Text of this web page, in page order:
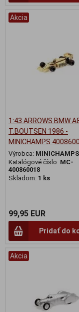
Akcia
1:43 ARROWS BMW
T.BOUTSEN 1986 -
MINICHAMPS
Výrobca: MINICHAMPS
Katalógové číslo: MC-
400860018
Skladom: 1 ks
99,95 EUR
Pridať do
Akcia